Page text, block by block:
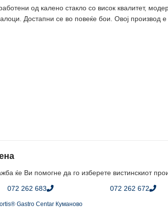
од калено стакло со висок квалитет,
Достапни се во повеќе бои. Овој
ќе Ви помогне да го изберете вистинскиот
072 262 683 072 262 672
Gastro Centar Куманово